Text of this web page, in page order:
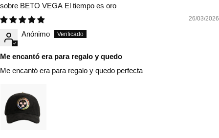
BETO VEGA El tiempo es oro
26/03/2026
Anónimo
Me encantó era para regalo y quedo
Me encantó era para regalo y quedo perfecta